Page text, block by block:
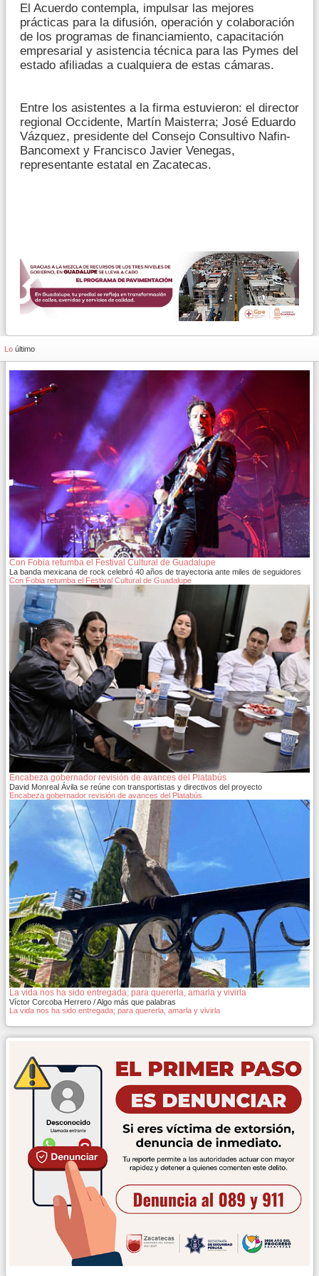
El Acuerdo contempla, impulsar las mejores
prácticas para la difusión, operación y colaboración
de los programas de financiamiento, capacitación
empresarial y asistencia técnica para las Pymes del
estado afiliadas a cualquiera de estas cámaras.
Entre los asistentes a la firma estuvieron: el director
regional Occidente, Martín Maisterra; José Eduardo
Vázquez, presidente del Consejo Consultivo Nafin-
Bancomext y Francisco Javier Venegas,
representante estatal en Zacatecas.
Lo último
Con Fobia retumba el Festival Cultural de Guadalupe
La banda mexicana de rock celebró 40 años de trayectoria ante miles de seguidores
Con Fobia retumba el Festival Cultural de Guadalupe
Encabeza gobernador revisión de avances del Platabús
David Monreal Ávila se reúne con transportistas y directivos del proyecto
Encabeza gobernador revisión de avances del Platabús
La vida nos ha sido entregada; para quererla, amarla y vivirla
Víctor Corcoba Herrero / Algo más que palabras
La vida nos ha sido entregada; para quererla, amarla y vivirla